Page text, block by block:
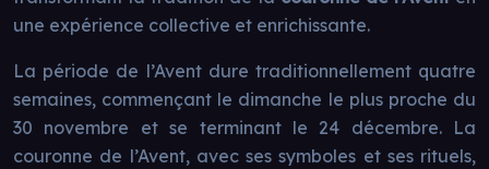
une expérience collective et enrichissante.
La période de l’Avent dure traditionnellement quatre
semaines, commençant le dimanche le plus proche du
30 novembre et se terminant le 24 décembre. La
couronne de l’Avent, avec ses symboles et ses rituels,